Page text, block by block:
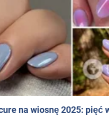
na wiosnę 2025: pięć